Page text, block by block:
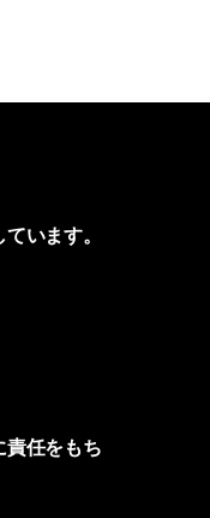
います。
責任をもち